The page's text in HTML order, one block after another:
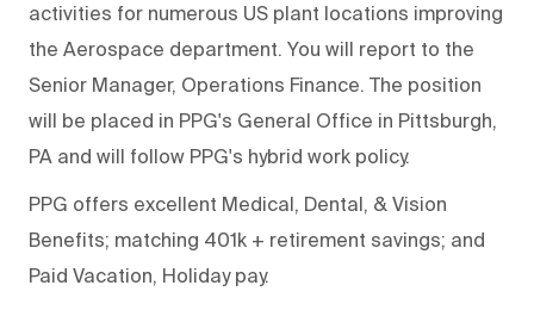
activities for numerous US plant locations improving
the Aerospace department. You will report to the
Senior Manager, Operations Finance. The position
will be placed in PPG's General Office in Pittsburgh,
PA and will follow PPG's hybrid work policy.
PPG offers excellent Medical, Dental, & Vision
Benefits; matching 401k + retirement savings; and
Paid Vacation, Holiday pay.